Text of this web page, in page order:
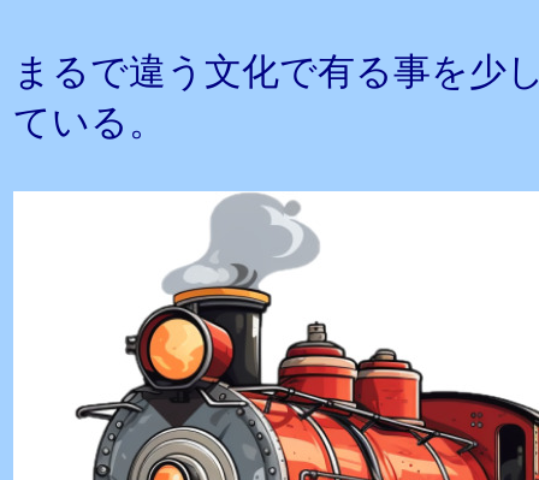
まるで違う文化で有る事を少
ている。